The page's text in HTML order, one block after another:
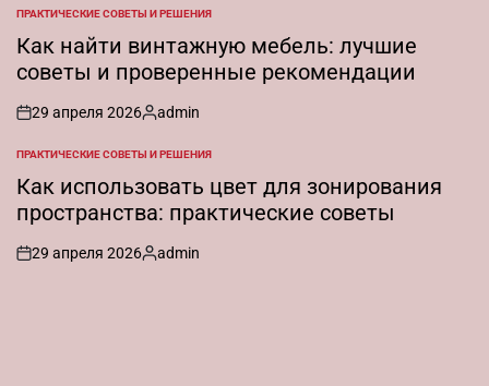
ОПУБЛИКОВАНО
В
ПРАКТИЧЕСКИЕ СОВЕТЫ И РЕШЕНИЯ
Как найти винтажную мебель: лучшие
советы и проверенные рекомендации
on
29 апреля 2026
Запись
admin
ОПУБЛИКОВАНО
В
ПРАКТИЧЕСКИЕ СОВЕТЫ И РЕШЕНИЯ
Как использовать цвет для зонирования
пространства: практические советы
on
29 апреля 2026
Запись
admin